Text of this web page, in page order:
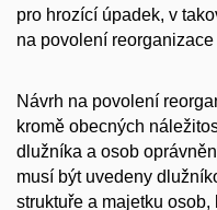
pro hrozící úpadek, v
na povolení
Návrh na povolení
kromě obecných
dlužníka a osob
musí být uvedeny
struktuře a majetku